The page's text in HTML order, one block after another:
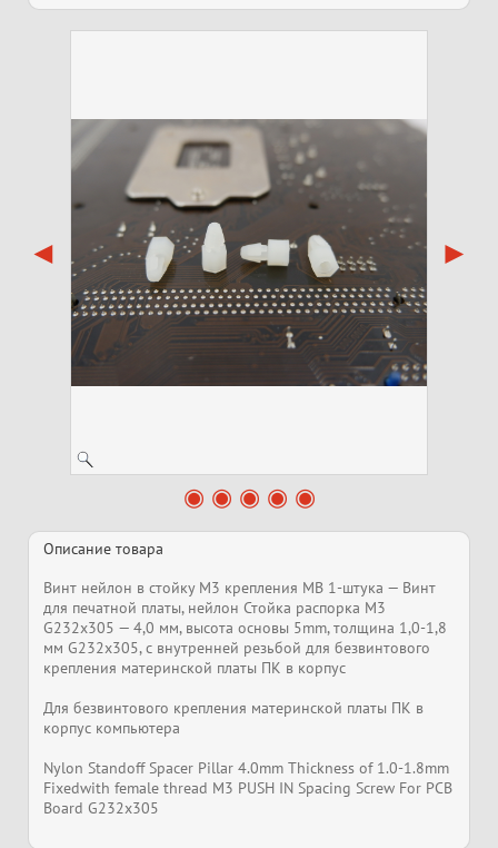
Описание товара
Винт нейлон в стойку M3 крепления MB 1-штука — Винт
для печатной платы, нейлон Стойка распорка M3
G232x305 — 4,0 мм, высота основы 5mm, толщина 1,0-1,8
мм G232x305, с внутренней резьбой для безвинтового
крепления материнской платы ПК в корпус
Для безвинтового крепления материнской платы ПК в
корпус компьютера
Nylon Standoff Spacer Pillar 4.0mm Thickness of 1.0-1.8mm
Fixedwith female thread M3 PUSH IN Spacing Screw For PCB
Board G232x305